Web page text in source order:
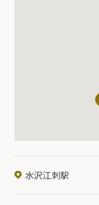
水沢江刺駅